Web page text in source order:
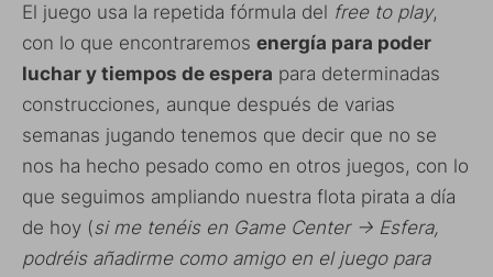
El juego usa la repetida fórmula del free to play,
con lo que encontraremos energía para poder
luchar y tiempos de espera para determinadas
construcciones, aunque después de varias
semanas jugando tenemos que decir que no se
nos ha hecho pesado como en otros juegos, con lo
que seguimos ampliando nuestra flota pirata a día
de hoy (si me tenéis en Game Center -> Esfera,
podréis añadirme como amigo en el juego para